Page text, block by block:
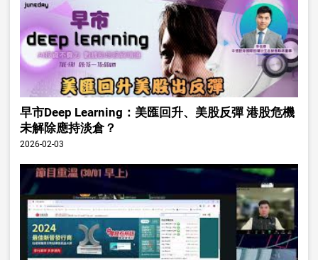
早市Deep Learning：美匯回升、美股反彈 港股危機
未解除應持淡倉？
2026-02-03